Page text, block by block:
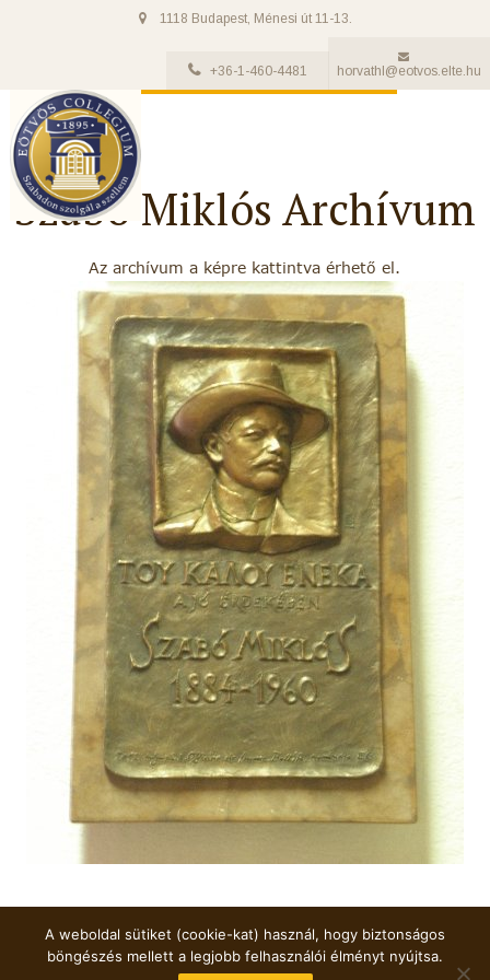
1118 Budapest, Ménesi út 11-13.
+36-1-460-4481 horvathl@eotvos.elte.hu
Szabó Miklós Archívum
Az archívum a képre kattintva érhető el.
A weboldal sütiket (cookie-kat) használ, hogy biztonságos
böngészés mellett a legjobb felhasználói élményt nyújtsa.